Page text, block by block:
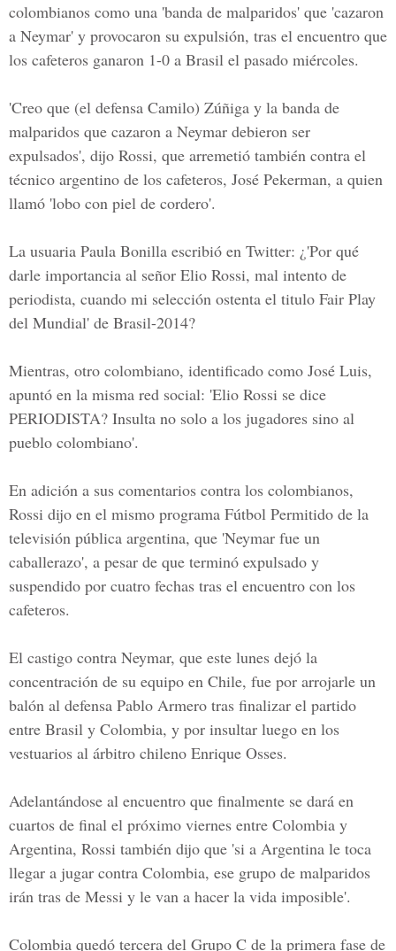
colombianos como una 'banda de malparidos' que 'cazaron
a Neymar' y provocaron su expulsión, tras el encuentro que
los cafeteros ganaron 1-0 a Brasil el pasado miércoles.
'Creo que (el defensa Camilo) Zúñiga y la banda de
malparidos que cazaron a Neymar debieron ser
expulsados', dijo Rossi, que arremetió también contra el
técnico argentino de los cafeteros, José Pekerman, a quien
llamó 'lobo con piel de cordero'.
La usuaria Paula Bonilla escribió en Twitter: ¿'Por qué
darle importancia al señor Elio Rossi, mal intento de
periodista, cuando mi selección ostenta el titulo Fair Play
del Mundial' de Brasil-2014?
Mientras, otro colombiano, identificado como José Luis,
apuntó en la misma red social: 'Elio Rossi se dice
PERIODISTA? Insulta no solo a los jugadores sino al
pueblo colombiano'.
En adición a sus comentarios contra los colombianos,
Rossi dijo en el mismo programa Fútbol Permitido de la
televisión pública argentina, que 'Neymar fue un
caballerazo', a pesar de que terminó expulsado y
suspendido por cuatro fechas tras el encuentro con los
cafeteros.
El castigo contra Neymar, que este lunes dejó la
concentración de su equipo en Chile, fue por arrojarle un
balón al defensa Pablo Armero tras finalizar el partido
entre Brasil y Colombia, y por insultar luego en los
vestuarios al árbitro chileno Enrique Osses.
Adelantándose al encuentro que finalmente se dará en
cuartos de final el próximo viernes entre Colombia y
Argentina, Rossi también dijo que 'si a Argentina le toca
llegar a jugar contra Colombia, ese grupo de malparidos
irán tras de Messi y le van a hacer la vida imposible'.
Colombia quedó tercera del Grupo C de la primera fase de